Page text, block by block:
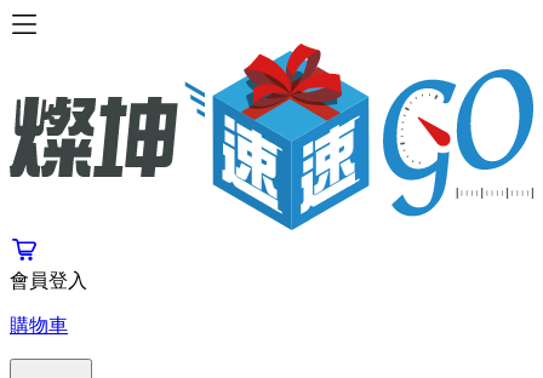
會員登入
購物車